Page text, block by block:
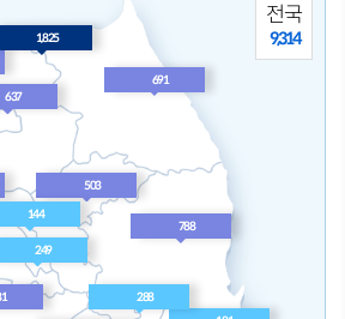
전국
9,314
459